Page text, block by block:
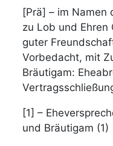
[Prä] – im Namen
zu Lob und Ehren
guter
Vorbedacht, mit
Bräutigam:
[1] –
und Bräutigam (1)